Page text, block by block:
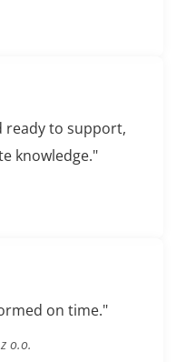
ready to support,
knowledge."
on time."
o.o.